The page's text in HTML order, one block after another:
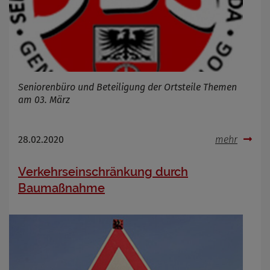
Seniorenbüro und Beteiligung der Ortsteile Themen
am 03. März
28.02.2020 mehr
Verkehrseinschränkung durch
Baumaßnahme
Infos schließen